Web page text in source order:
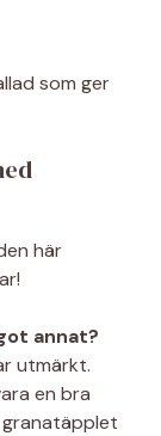
som ger
här
annat?
utmärkt.
en bra